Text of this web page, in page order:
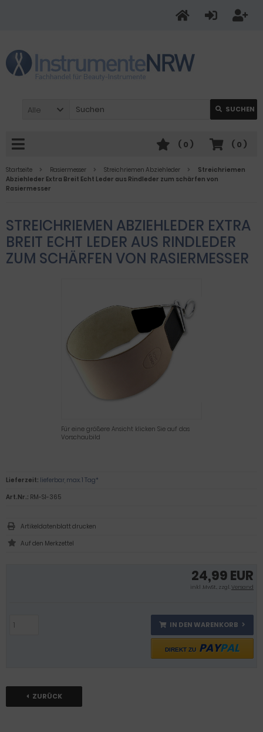
Alle SUCHEN
( 0 )
( 0 )
Startseite Rasiermesser Streichriemen Abziehleder
Streichriemen
Abziehleder Extra Breit Echt Leder aus Rindleder zum schärfen von
Rasiermesser
STREICHRIEMEN ABZIEHLEDER EXTRA
BREIT ECHT LEDER AUS RINDLEDER
ZUM SCHÄRFEN VON RASIERMESSER
Für eine größere Ansicht klicken Sie auf das
Vorschaubild
24,99 EUR
inkl .MwSt., zzgl.Versand
IN DEN WARENKORB
DIREKT ZU PAYPAL
ZURÜCK
Lieferzeit: lieferbar, max. 1 Tag*
Art.Nr.: RM-SI-365
Artikeldatenblatt drucken